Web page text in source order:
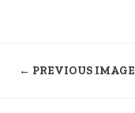
← PREVIOUS IMAGE